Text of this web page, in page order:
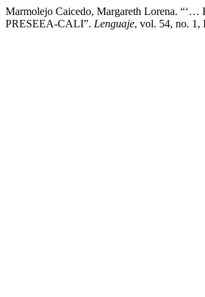
Marmolejo Caicedo, Margareth Lorena. “‘…
PRESEEA-CALI”. Lenguaje, vol. 54, no. 1,